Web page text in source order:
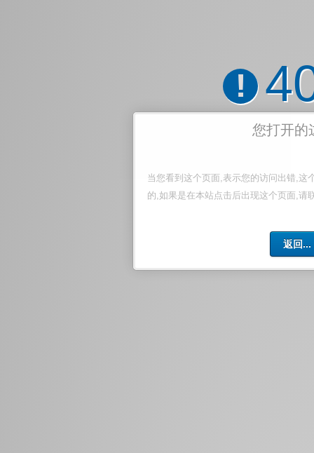
!
您打开的
当您看到这个页面,表示您的访问出错,这
的,如果是在本站点击后出现这个页面,请
返回...